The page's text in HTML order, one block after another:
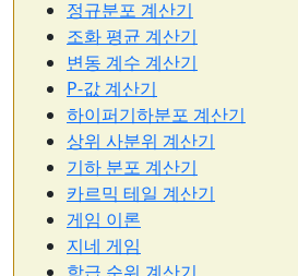
정규분포 계산기
조화 평균 계산기
변동 계수 계산기
P-값 계산기
하이퍼기하분포 계산기
상위 사분위 계산기
기하 분포 계산기
카르믹 테일 계산기
게임 이론
지네 게임